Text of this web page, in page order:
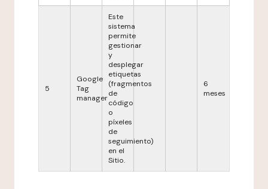
5
Google
Tag
manager
Este
sistema
permite
gestionar
y
desplegar
etiquetas
(fragmentos
de
código
o
píxeles
de
seguimiento)
en el
Sitio.
6
meses